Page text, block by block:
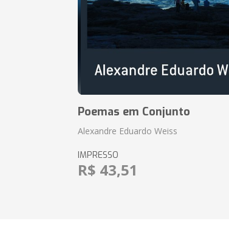
Poemas em Conjunto
Alexandre Eduardo Weiss
IMPRESSO
R$ 43,51